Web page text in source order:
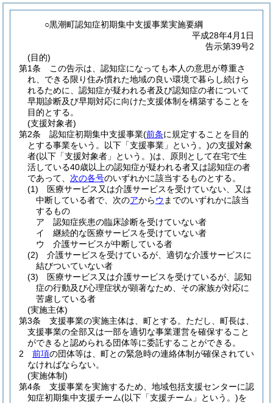
○黒潮町認知症初期集中支援事業実施要綱
平成28年4月1日
告示第39号2
(目的)
第1条
この告示は、認知症になっても本人の意思が尊重さ
れ、できる限り住み慣れた地域の良い環境で暮らし続けら
れるために、認知症が疑われる者及び認知症の者について
早期診断及び早期対応に向けた支援体制を構築することを
目的とする。
(支援対象者)
第2条
認知症初期集中支援事業(前条に規定することを目的
とする事業をいう。以下「支援事業」という。)の支援対象
者(以下「支援対象者」という。)は、原則として在宅で生
活している40歳以上の認知症が疑われる者又は認知症の者
であって、 次の各号のいずれかに該当するものとする。
(1)
医療サービス又は介護サービスを受けていない、又は
中断している者で、次のアからウ までのいずれかに該当
するもの
ア
認知症疾患の臨床診断を受けていない者
イ
継続的な医療サービスを受けていない者
ウ
介護サービスが中断している者
(2)
介護サービスを受けているが、適切な介護サービスに
結びついていない者
(3)
医療サービス又は介護サービスを受けているが、認知
症の行動及び心理症状が顕著なため、その家族が対応に
苦慮している者
(実施主体)
第3条
支援事業の実施主体は、町とする。 ただし、町長は、
支援事業の全部又は一部を適切な事業運営を確保すること
ができると認められる団体等に委託することができる。
2
前項の団体等は、町との緊急時の連絡体制が確保されてい
なければならない。
(実施体制)
第4条
支援事業を実施するため、地域包括支援センターに認
知症初期集中支援チーム(以下「支援チーム」という。)を